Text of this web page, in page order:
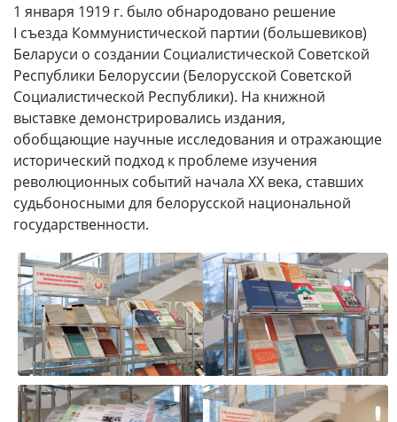
1 января 1919 г. было обнародовано решение
I съезда Коммунистической партии (большевиков)
Беларуси о создании Социалистической Советской
Республики Белоруссии (Белорусской Советской
Социалистической Республики). На книжной
выставке демонстрировались издания,
обобщающие научные исследования и отражающие
исторический подход к проблеме изучения
революционных событий начала ХХ века, ставших
судьбоносными для белорусской национальной
государственности.